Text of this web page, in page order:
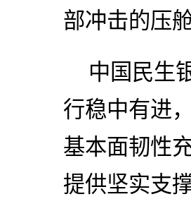
部冲击的压舱
中国民生
行稳中有进
基本面韧性
提供坚实支撑